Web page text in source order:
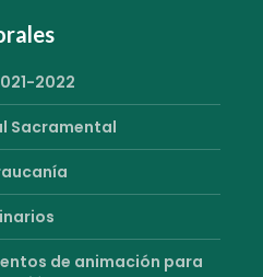
2022
Sacramental
de animación para